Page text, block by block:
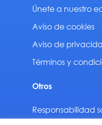
Únete a nuestro
Aviso de cookies
Aviso de
Términos y
Otros
Responsabilidad